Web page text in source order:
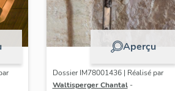
Aperçu
Dossier IM78001436 | Réalisé par
Waltisperger Chantal -